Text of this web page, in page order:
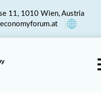
11, 1010 Wien, Austria